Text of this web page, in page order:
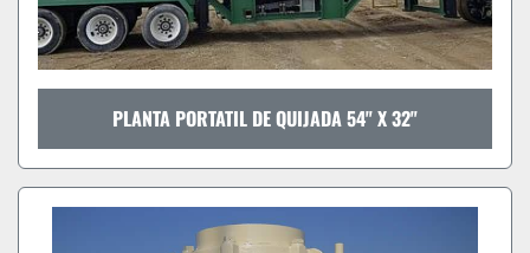
PLANTA PORTATIL DE QUIJADA 54" X 32"